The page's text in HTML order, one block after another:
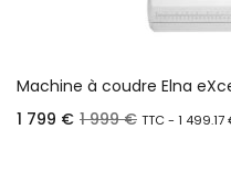
Machine à coudre Elna
1 799 € 1 999€ TTC - 1 499.17